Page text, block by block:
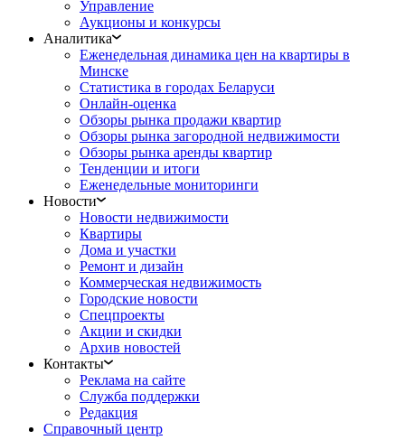
Управление
Аукционы и конкурсы
Аналитика
Еженедельная динамика цен на квартиры в
Минске
Статистика в городах Беларуси
Онлайн-оценка
Обзоры рынка продажи квартир
Обзоры рынка загородной недвижимости
Обзоры рынка аренды квартир
Тенденции и итоги
Еженедельные мониторинги
Новости
Новости недвижимости
Квартиры
Дома и участки
Ремонт и дизайн
Коммерческая недвижимость
Городские новости
Спецпроекты
Акции и скидки
Архив новостей
Контакты
Реклама на сайте
Служба поддержки
Редакция
Справочный центр